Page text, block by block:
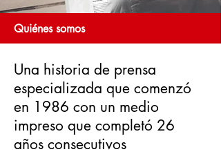
Quiénes somos
Una historia de prensa
especializada que comenzó
en 1986 con un medio
impreso que completó 26
años consecutivos